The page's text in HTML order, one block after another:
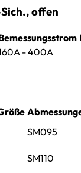
offen
- 400A
SM095
SM110